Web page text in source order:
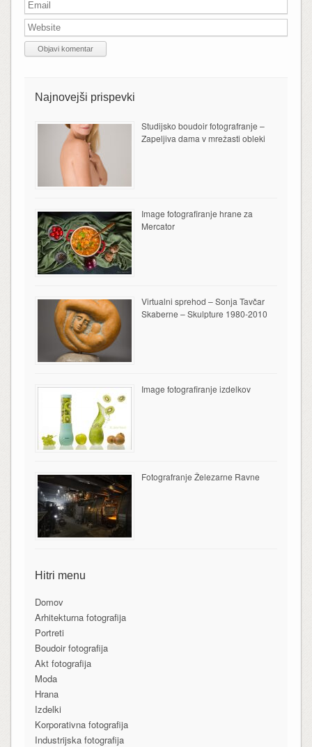
Najnovejši prispevki
Studijsko boudoir fotografranje –
Zapeljiva dama v mrežasti obleki
Image fotografiranje hrane za
Mercator
Virtualni sprehod – Sonja Tavčar
Skaberne – Skulpture 1980-2010
Image fotografiranje izdelkov
Fotografranje Železarne Ravne
Hitri menu
Domov
Arhitekturna fotografija
Portreti
Boudoir fotografija
Akt fotografija
Moda
Hrana
Izdelki
Korporativna fotografija
Industrijska fotografija